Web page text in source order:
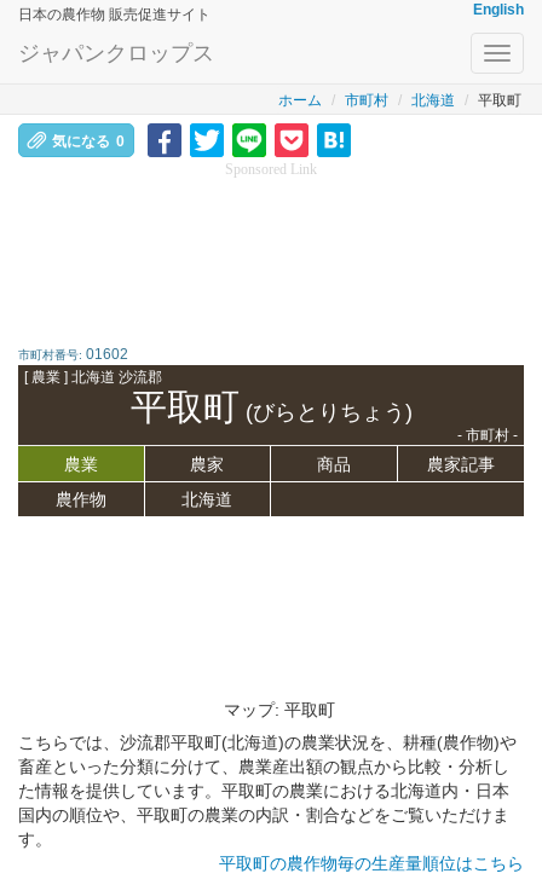
日本の農作物 販売促進サイト English
ジャパンクロップス
ホーム 市町村 北海道 平取町
気になる 0
Sponsored Link
市町村番号: 01602
[ 農業 ] 北海道 沙流郡
平取町 (びらとりちょう)
- 市町村 -
農業 農家 商品
農家記事
農作物
北海道
マップ: 平取町
こちらでは、沙流郡平取町(北海道)の農業状況を、耕種(農作物)や
畜産といった分類に分けて、農業産出額の観点から比較・分析し
た情報を提供しています。平取町の農業における北海道内・日本
国内の順位や、平取町の農業の内訳・割合などをご覧いただけま
す。
平取町の農作物毎の生産量順位はこちら